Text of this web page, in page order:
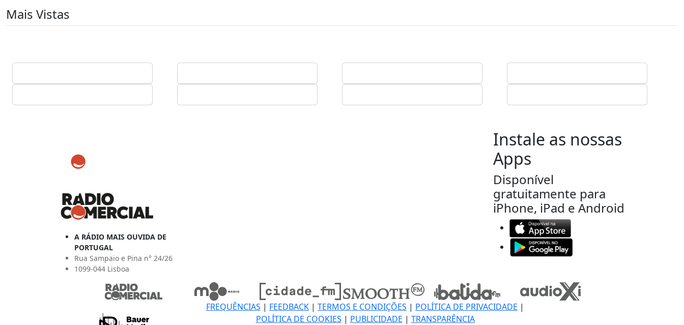
Mais Vistas
A RÁDIO MAIS OUVIDA DE
PORTUGAL
Rua Sampaio e Pina n° 24/26
1099-044 Lisboa
Instale as nossas
Apps
Disponível
gratuitamente para
iPhone, iPad e Android
FREQUÊNCIAS | FEEDBACK | TERMOS E CONDIÇÕES | POLÍTICA DE PRIVACIDADE |
POLÍTICA DE COOKIES | PUBLICIDADE | TRANSPARÊNCIA